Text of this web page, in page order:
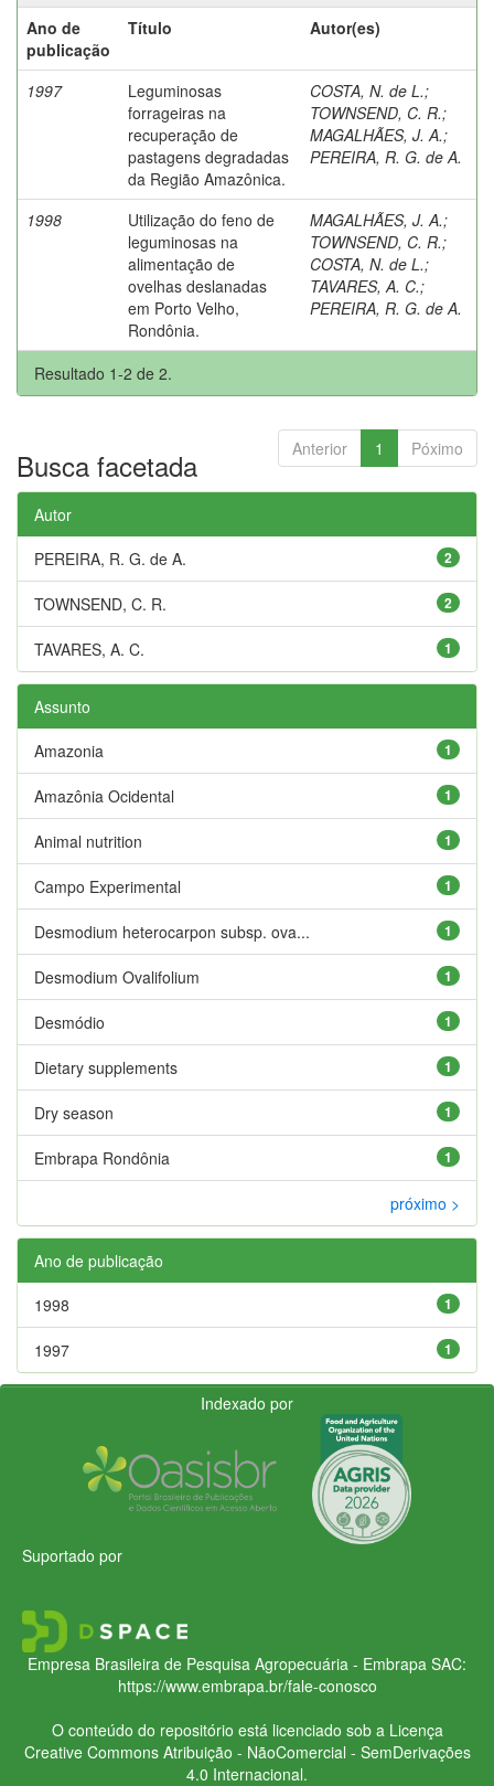
Ano de
publicação
Título Autor(es)
1997
Leguminosas
forrageiras na
recuperação de
pastagens degradadas
da Região Amazônica.
COSTA, N. de L.;
TOWNSEND, C. R.;
MAGALHÃES, J. A.;
PEREIRA, R. G. de A.
1998
Utilização do feno de
leguminosas na
alimentação de
ovelhas deslanadas
em Porto Velho,
Rondônia.
MAGALHÃES, J. A.;
TOWNSEND, C. R.;
COSTA, N. de L.;
TAVARES, A. C.;
PEREIRA, R. G. de A.
Resultado 1-2 de 2.
Anterior 1 Póximo
Busca facetada
Autor
2
PEREIRA, R. G. de A.
2
TOWNSEND, C. R.
1
TAVARES, A. C.
Assunto
1
Amazonia
1
Amazônia Ocidental
1
Animal nutrition
1
Campo Experimental
1
Desmodium heterocarpon subsp. ova...
1
Desmodium Ovalifolium
1
Desmódio
1
Dietary supplements
1
Dry season
1
Embrapa Rondônia
próximo >
Ano de publicação
1
1998
1
1997
Indexado por
Suportado por
Empresa Brasileira de Pesquisa Agropecuária - Embrapa SAC:
https://www.embrapa.br/fale-conosco
O conteúdo do repositório está licenciado sob a Licença
Creative CommonsAtribuição - NãoComercial - SemDerivações
4.0 Internacional.